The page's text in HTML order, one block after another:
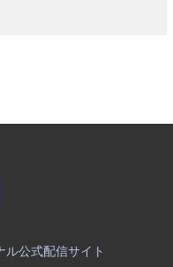
ル公式配信サイト